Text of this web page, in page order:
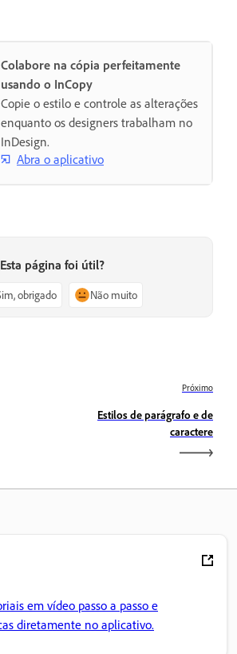
Colabore na cópia perfeitamente
usando o InCopy
Copie o estilo e controle as alterações
enquanto os designers trabalham no
InDesign.
Abra o aplicativo
Esta página foi útil?
obrigado Não muito
Próximo
Estilos de parágrafo e de
caractere
em vídeo passo a passo e
diretamente no aplicativo.